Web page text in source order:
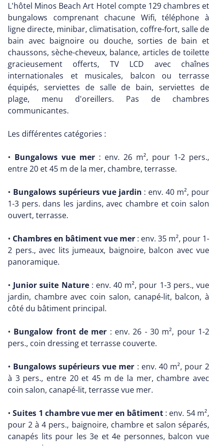
L'hôtel Minos Beach Art Hotel compte 129 chambres et
bungalows comprenant chacune Wifi, téléphone à
ligne directe, minibar, climatisation, coffre-fort, salle de
bain avec baignoire ou douche, sorties de bain et
chaussons, sèche-cheveux, balance, articles de toilette
gracieusement offerts, TV LCD avec chaînes
internationales et musicales, balcon ou terrasse
équipés, serviettes de salle de bain, serviettes de
plage, menu d'oreillers. Pas de chambres
communicantes.
Les différentes catégories :
• Bungalows vue mer : env. 26 m², pour 1-2 pers.,
entre 20 et 45 m de la mer, chambre, terrasse.
• Bungalows supérieurs vue jardin : env. 40 m², pour
1-3 pers. dans les jardins, avec chambre et coin salon
ouvert, terrasse.
• Chambres en bâtiment vue mer : env. 35 m², pour 1-
2 pers., avec lits jumeaux, baignoire, balcon avec vue
panoramique.
• Junior suite Nature : env. 40 m², pour 1-3 pers., vue
jardin, chambre avec coin salon, canapé-lit, balcon, à
côté du bâtiment principal.
• Bungalow front de mer : env. 26 - 30 m², pour 1-2
pers., coin dressing et terrasse couverte.
• Bungalows supérieurs vue mer : env. 40 m², pour 2
à 3 pers., entre 20 et 45 m de la mer, chambre avec
coin salon, canapé-lit, terrasse vue mer.
•Suites 1 chambre vue mer en bâtiment : env. 54 m²,
pour 2 à 4 pers., baignoire, chambre et salon séparés,
canapés lits pour les 3e et 4e personnes, balcon vue